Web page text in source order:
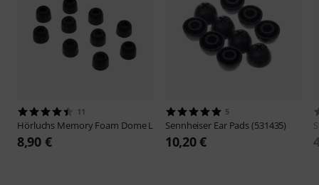
11
Hörluchs Memory Foam Dome L
8,90 €
5
Sennheiser Ear Pads (531435)
10,20 €